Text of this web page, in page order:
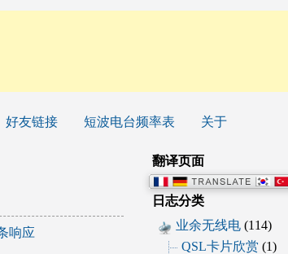
好友链接 短波电台频率表 关于
响应
翻译页面
日志分类
业余无线电 (114)
QSL卡片欣赏 (1)